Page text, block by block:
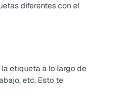
diferentes con el
etiqueta a lo largo de
etc. Esto te